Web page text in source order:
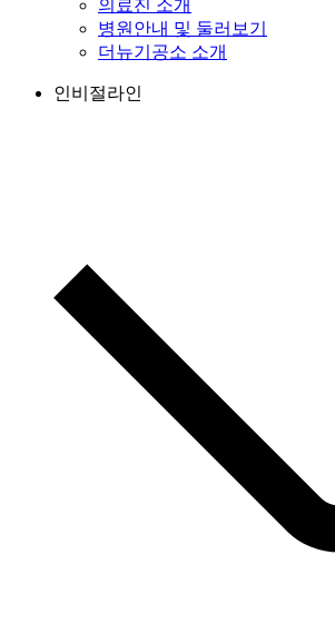
의료진 소개
병원안내 및 둘러보기
더뉴기공소 소개
인비절라인